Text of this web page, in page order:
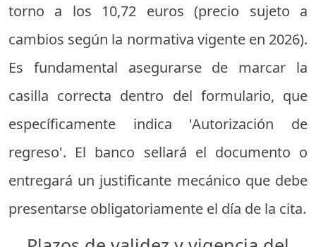
torno a los 10,72 euros (precio sujeto a
cambios según la normativa vigente en 2026).
Es fundamental asegurarse de marcar la
casilla correcta dentro del formulario, que
específicamente indica 'Autorización de
regreso'. El banco sellará el documento o
entregará un justificante mecánico que debe
presentarse obligatoriamente el día de la cita.